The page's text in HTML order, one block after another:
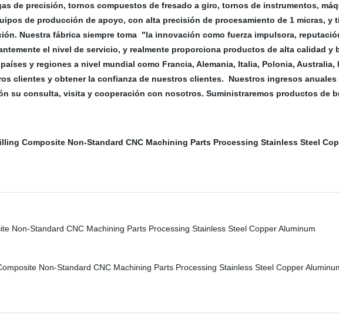
de precisión, tornos compuestos de fresado a giro, tornos de instrumentos,
de producción de apoyo, con alta precisión de procesamiento de 1 micras, y
Nuestra fábrica siempre toma "la innovación como fuerza impulsora,
el nivel de servicio, y realmente proporciona productos de alta calidad y
y regiones a nivel mundial como Francia, Alemania, Italia, Polonia, Australia,
clientes y obtener la confianza de nuestros clientes. Nuestros ingresos
su consulta, visita y cooperación con nosotros. Suministraremos productos de